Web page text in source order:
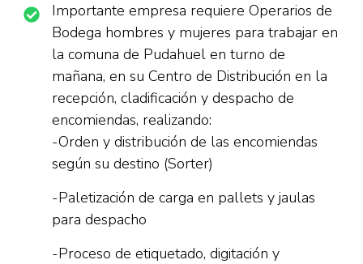
Importante empresa requiere Operarios de
Bodega hombres y mujeres para trabajar en
la comuna de Pudahuel en turno de
mañana, en su Centro de Distribución en la
recepción, cladificación y despacho de
encomiendas, realizando:
-Orden y distribución de las encomiendas
según su destino (Sorter)
-Paletización de carga en pallets y jaulas
para despacho
-Proceso de etiquetado, digitación y